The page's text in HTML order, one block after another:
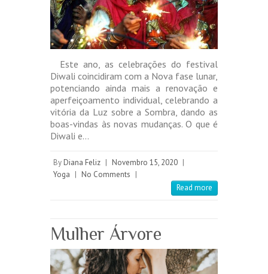
Este ano, as celebrações do festival
Diwali coincidiram com a Nova fase lunar,
potenciando ainda mais a renovação e
aperfeiçoamento individual, celebrando a
vitória da Luz sobre a Sombra, dando as
boas-vindas às novas mudanças. O que é
Diwali e…
By Diana Feliz | Novembro 15, 2020 |
Yoga | No Comments |
Read more
Mulher Árvore